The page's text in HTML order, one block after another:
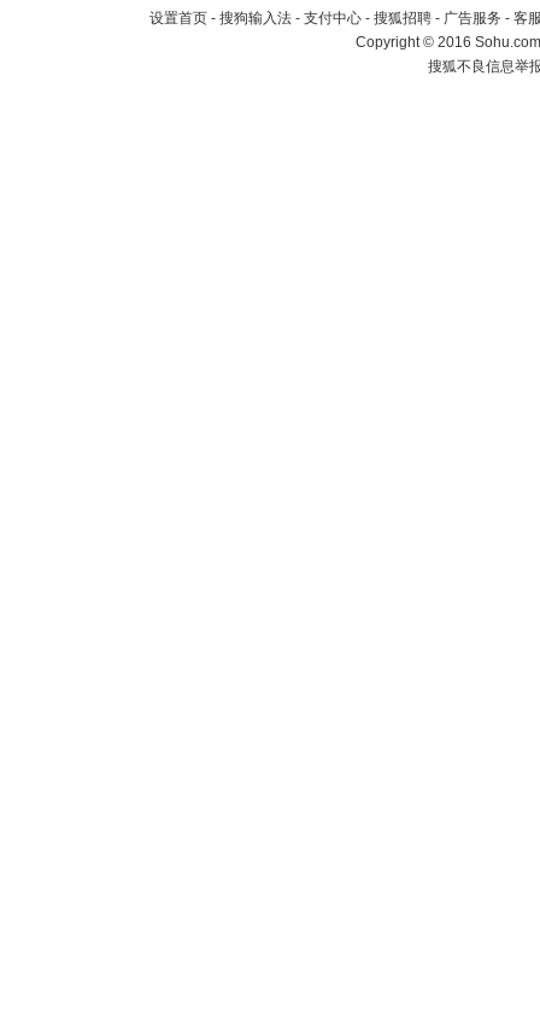
设置首页 - 搜狗输入法 - 支付中心 - 搜狐招聘 - 广告服务 - 客
Copyright©2016
搜狐不良信息举